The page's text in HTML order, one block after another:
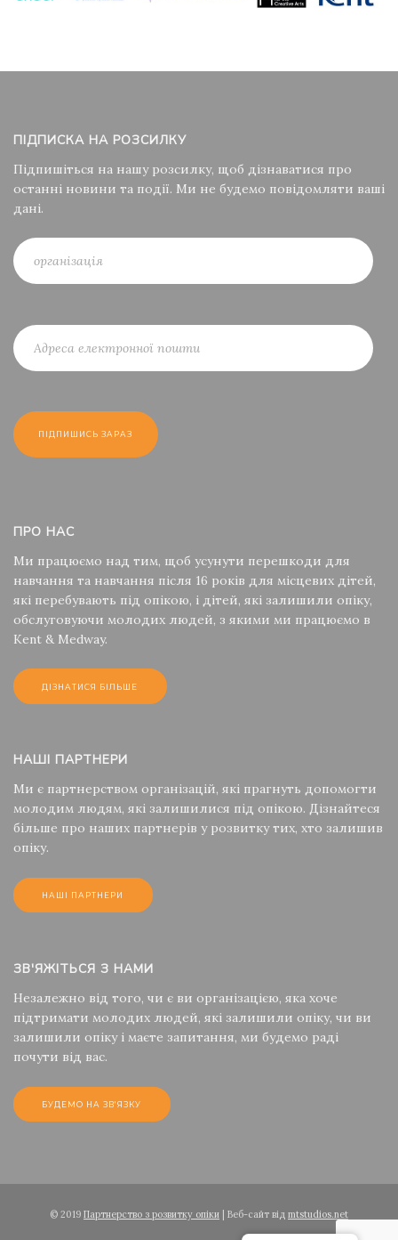
ПІДПИСКА НА РОЗСИЛКУ
Підпишіться на нашу розсилку, щоб дізнаватися про
останні новини та події. Ми не будемо повідомляти ваші
дані.
ПРО НАС
Ми працюємо над тим, щоб усунути перешкоди для
навчання та навчання після 16 років для місцевих дітей,
які перебувають під опікою, і дітей, які залишили опіку,
обслуговуючи молодих людей, з якими ми працюємо в
Kent & Medway.
ДІЗНАТИСЯ БІЛЬШЕ
НАШІ ПАРТНЕРИ
Ми є партнерством організацій, які прагнуть допомогти
молодим людям, які залишилися під опікою. Дізнайтеся
більше про наших партнерів у розвитку тих, хто залишив
опіку.
НАШІ ПАРТНЕРИ
ЗВ'ЯЖІТЬСЯ З НАМИ
Незалежно від того, чи є ви організацією, яка хоче
підтримати молодих людей, які залишили опіку, чи ви
залишили опіку і маєте запитання, ми будемо раді
почути від вас.
БУДЕМО НА ЗВ'ЯЗКУ
© 2019 Партнерство з розвитку опіки | Веб-сайт від mtstudios.net